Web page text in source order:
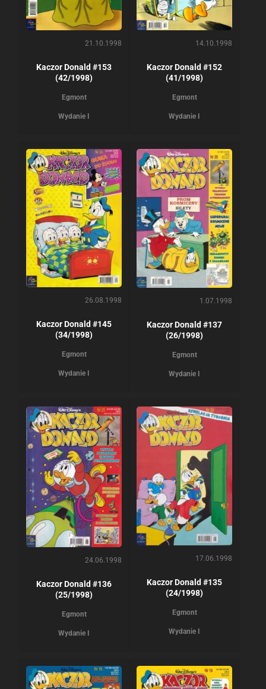
21.10.1998
Kaczor Donald #153
(42/1998)
Egmont
Wydanie I
14.10.1998
Kaczor Donald #152
(41/1998)
Egmont
Wydanie I
26.08.1998
Kaczor Donald #145
(34/1998)
Egmont
Wydanie I
1.07.1998
Kaczor Donald #137
(26/1998)
Egmont
Wydanie I
24.06.1998
Kaczor Donald #136
(25/1998)
Egmont
Wydanie I
17.06.1998
Kaczor Donald #135
(24/1998)
Egmont
Wydanie I